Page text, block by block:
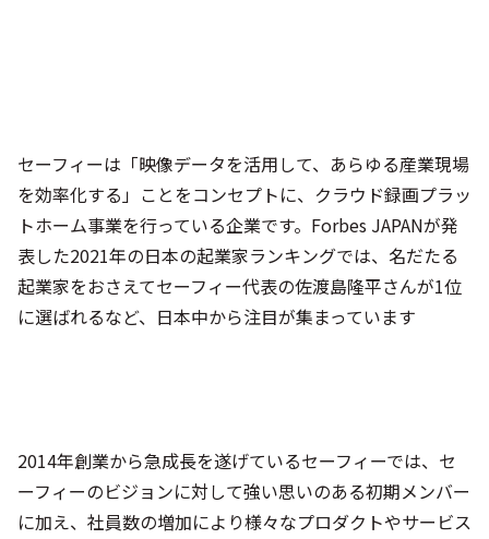
セーフィーは「映像データを活用して、あらゆる産業現場
を効率化する」ことをコンセプトに、クラウド録画プラッ
トホーム事業を行っている企業です。Forbes JAPANが発
表した2021年の日本の起業家ランキングでは、名だたる
起業家をおさえてセーフィー代表の佐渡島隆平さんが1位
に選ばれるなど、日本中から注目が集まっています
2014年創業から急成長を遂げているセーフィーでは、セ
ーフィーのビジョンに対して強い思いのある初期メンバー
に加え、社員数の増加により様々なプロダクトやサービス